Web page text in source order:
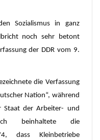
Sozialismus in ganz
noch sehr betont
der DDR vom 9.
die Verfassung
Nation“, während
Staat der Arbeiter- und
beinhaltete die
dass Kleinbetriebe